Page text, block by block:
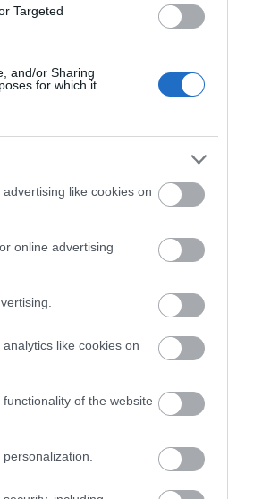
Targeted
and/or Sharing
for which it
like cookies on
online advertising
like cookies on
of the website
Tető, ami
családról
Döntsön
tetőcserepet!